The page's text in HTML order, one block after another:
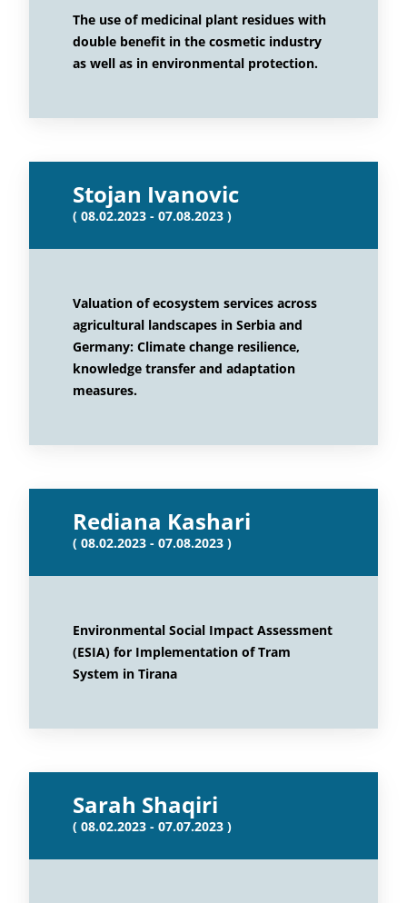
The use of medicinal plant residues with
double benefit in the cosmetic industry
as well as in environmental protection.
Stojan Ivanovic
( 08.02.2023 - 07.08.2023 )
Valuation of ecosystem services across
agricultural landscapes in Serbia and
Germany: Climate change resilience,
knowledge transfer and adaptation
measures.
Rediana Kashari
( 08.02.2023 - 07.08.2023 )
Environmental Social Impact Assessment
(ESIA) for Implementation of Tram
System in Tirana
Sarah Shaqiri
( 08.02.2023 - 07.07.2023 )